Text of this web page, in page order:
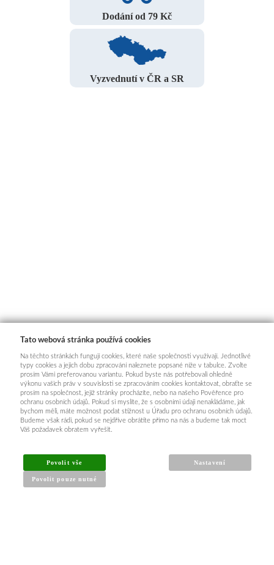
Dodání od 79 Kč
Vyzvednutí v ČR a SR
INFORMACE PRO KUPUJÍCÍ
Obchodní podmínky
Tato webová stránka používá cookies
Na těchto stránkách fungují cookies, které naše společnosti využívají. Jednotlivé
typy cookies a jejich dobu zpracování naleznete popsané níže v tabulce. Zvolte
prosím Vámi preferovanou variantu. Pokud byste nás potřebovali ohledně
výkonu vašich práv v souvislosti se zpracováním cookies kontaktovat, obraťte se
prosím na společnost, jejíž stránky procházíte, nebo na našeho Pověřence pro
ochranu osobních údajů. Pokud si myslíte, že s osobními údaji nenakládáme, jak
bychom měli, máte možnost podat stížnost u Úřadu pro ochranu osobních údajů.
Budeme však rádi, pokud se nejdříve obrátíte přímo na nás a budeme tak moct
Váš požadavek obratem vyřešit.
Povolit vše
Povolit pouze nutné
Nastavení